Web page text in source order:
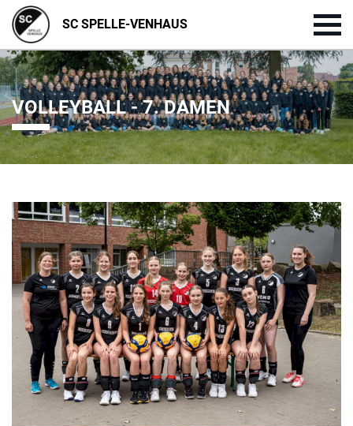
SC SPELLE-VENHAUS
VOLLEYBALL - 7. DAMEN